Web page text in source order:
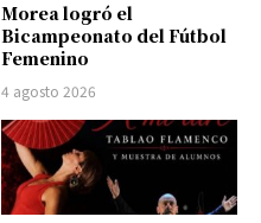
Morea logró el
Bicampeonato del Fútbol
Femenino
4 agosto 2026